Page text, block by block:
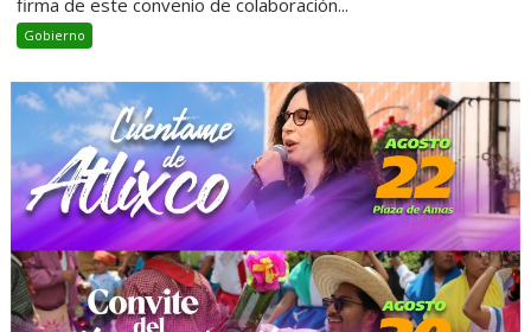
firma de este convenio de colaboración...
Gobierno